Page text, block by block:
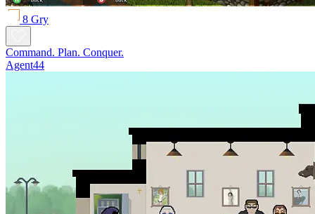
8 Gry
Command. Plan. Conquer.
Agent44